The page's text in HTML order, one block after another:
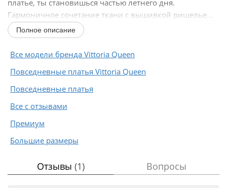
платье, ты становишься частью летнего дня.
Гармоничное сочетание ткани с вышивкой ришелье...
Полное описание
Все модели бренда Vittoria Queen
Повседневные платья Vittoria Queen
Повседневные платья
Все с отзывами
Премиум
Большие размеры
Отзывы (1) Вопросы